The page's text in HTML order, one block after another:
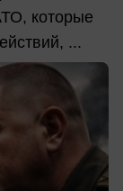
которые
...